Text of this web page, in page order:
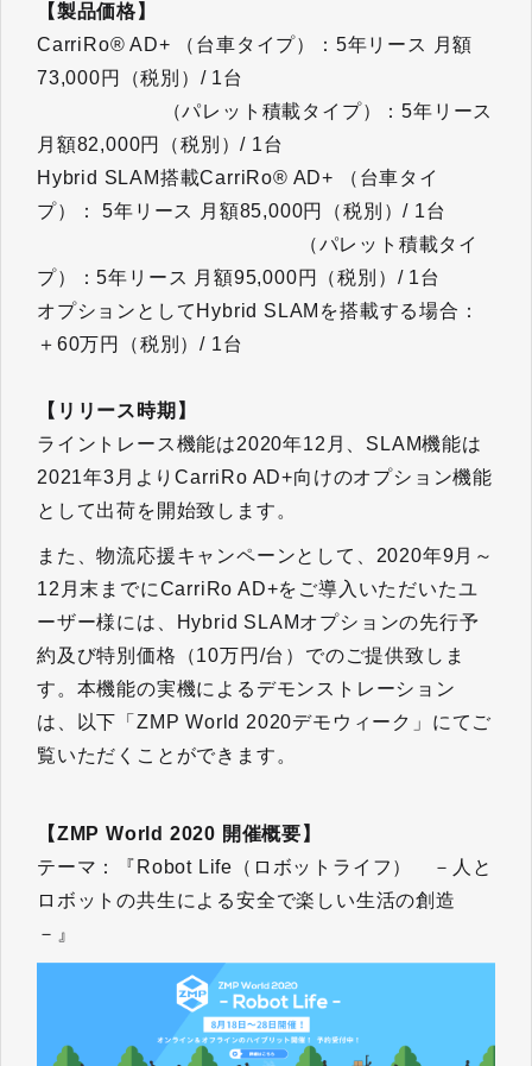
【製品価格】
CarriRo® AD+ （台車タイプ）：5年リース 月額
73,000円（税別）/ 1台
（パレット積載タイプ）：5年リース
月額82,000円（税別）/ 1台
Hybrid SLAM搭載CarriRo® AD+ （台車タイ
プ）： 5年リース 月額85,000円（税別）/ 1台
（パレット積載タイ
プ）：5年リース 月額95,000円（税別）/ 1台
オプションとしてHybrid SLAMを搭載する場合：
＋60万円（税別）/ 1台
【リリース時期】
ライントレース機能は2020年12月、SLAM機能は
2021年3月よりCarriRo AD+向けのオプション機能
として出荷を開始致します。
また、物流応援キャンペーンとして、2020年9月～
12月末までにCarriRo AD+をご導入いただいたユ
ーザー様には、Hybrid SLAMオプションの先行予
約及び特別価格（10万円/台）でのご提供致しま
す。本機能の実機によるデモンストレーション
は、以下「ZMP World 2020デモウィーク」にてご
覧いただくことができます。
【ZMP World 2020 開催概要】
テーマ：『Robot Life（ロボットライフ） －人と
ロボットの共生による安全で楽しい生活の創造
－』